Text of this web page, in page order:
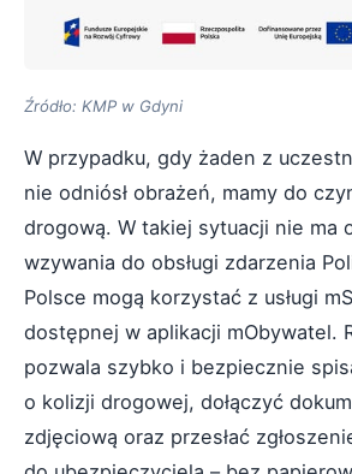
Źródło: KMP w Gdyni
W przypadku, gdy żaden z
nie odniósł obrażeń, mamy do
drogową. W takiej sytuacji nie ma
wzywania do obsługi zdarzenia
Polsce mogą korzystać z usługi
dostępnej w aplikacji mObywatel.
pozwala szybko i bezpiecznie
o kolizji drogowej, dołączyć
zdjęciową oraz przesłać